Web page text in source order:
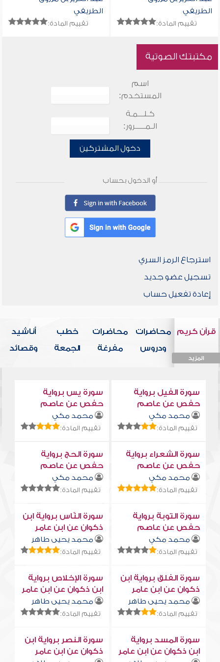
الطريفي
تقييم المادة:
الطريفي
تقييم المادة:
مكتبتك الصوتية
اسم
المستخدم:
كـلـــمـة
الـمـــــرور:
دخول المشتركين
أو الدخول بحساب
استرجاع الرمز السري
تسجيل عضو جديد
إعادة تفعيل حساب
قرآن كريم
المزيد
محاضرات
ودروس
محاضرات
مفرغة
خطب
الجمعة
أناشيد
وقصائد
سورة الفيل برواية
حفص عن عاصم
محمد مكي
تقييم المادة:
سورة يس برواية
حفص عن عاصم
محمد مكي
تقييم المادة:
سورة الشعراء برواية
حفص عن عاصم
محمد مكي
تقييم المادة:
سورة الحج برواية
حفص عن عاصم
محمد مكي
تقييم المادة:
سورة التوبة برواية
حفص عن عاصم
محمد مكي
تقييم المادة:
سورة النّاس برواية ابن
ذكوان عن ابن عامر
محمد يحيى طاهر
تقييم المادة:
سورة الفلق برواية ابن
ذكوان عن ابن عامر
محمد يحيى طاهر
تقييم المادة:
سورة الإخلاص برواية
ابن ذكوان عن ابن عامر
محمد يحيى طاهر
تقييم المادة:
سورة المسد برواية
ابن ذكوان عن ابن عامر
سورة النصر برواية ابن
ذكوان عن ابن عامر